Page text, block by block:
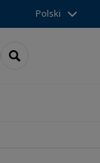
Polski
SEARCH